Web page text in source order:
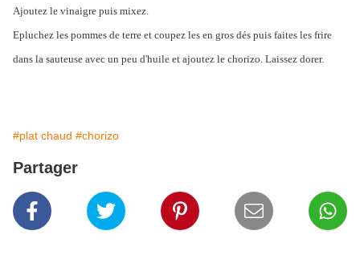
Ajoutez le vinaigre puis mixez.
Epluchez les pommes de terre et coupez les en gros dés puis faites les frire
dans la sauteuse avec un peu d'huile et ajoutez le chorizo. Laissez dorer.
#plat chaud #chorizo
Partager